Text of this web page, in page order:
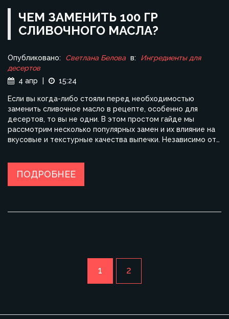
ЧЕМ ЗАМЕНИТЬ 100 ГР
СЛИВОЧНОГО МАСЛА?
Опубликовано: Светлана Белова в:
Ингредиенты для
десертов
4 апр
| 15:24
Если вы когда-либо стояли перед необходимостью
заменить сливочное масло в рецепте, особенно для
десертов, то вы не одни. В этом простом гайде мы
рассмотрим несколько популярных замен и их влияние на
вкусовые и текстурные качества выпечки. Независимо от
многочисленные альтернативы. Эти советы помогут вам
адаптировать ваш любимый десерт, не теряя в качестве и
ПОДРОБНЕЕ
1 2